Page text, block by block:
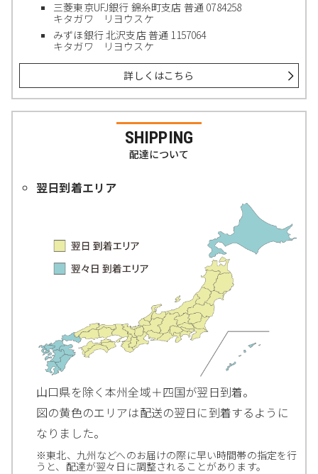
三菱東京UFJ銀行 錦糸町支店 普通 0784258
キタガワ リヨウスケ
みずほ銀行 北沢支店 普通 1157064
キタガワ リヨウスケ
詳しくはこちら
SHIPPING
配達について
翌日到着エリア
山口県を除く本州全域＋四国が翌日到着。
図の黄色のエリアは配送の翌日に到着するように
なりました。
※東北、九州などへのお届けの際に早い時間帯の指定を行
うと、配達が翌々日に調整されることがあります。